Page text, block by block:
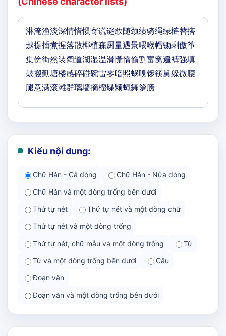
Kiểu nội dung:
Chữ Hán - Cả dòng
Chữ Hán - Nửa dòng
Chữ Hán và một dòng trống bên dưới
Thứ tự nét
Thứ tự nét và một dòng chữ
Thứ tự nét và một dòng trống
Thứ tự nét, chữ mẫu và một dòng trống
Từ
Từ và một dòng trống bên dưới
Câu
Đoạn văn
Đoạn văn và một dòng trống bên dưới